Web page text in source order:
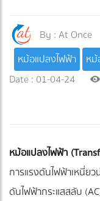
By :At Once
หม้อแปลงไฟฟ้า
ห
Date : 01-04-24
หม้อแปลงไฟฟ้า
การแรงดันไฟฟ้าเหนี่ย
ดันไฟฟ้ากระแสสลับ